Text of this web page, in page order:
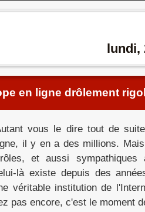
lundi,
en ligne drôlement
vous le dire tout de
il y en a des millions.
et aussi sympathiques
là existe depuis des
véritable institution de
pas encore, c'est le moment